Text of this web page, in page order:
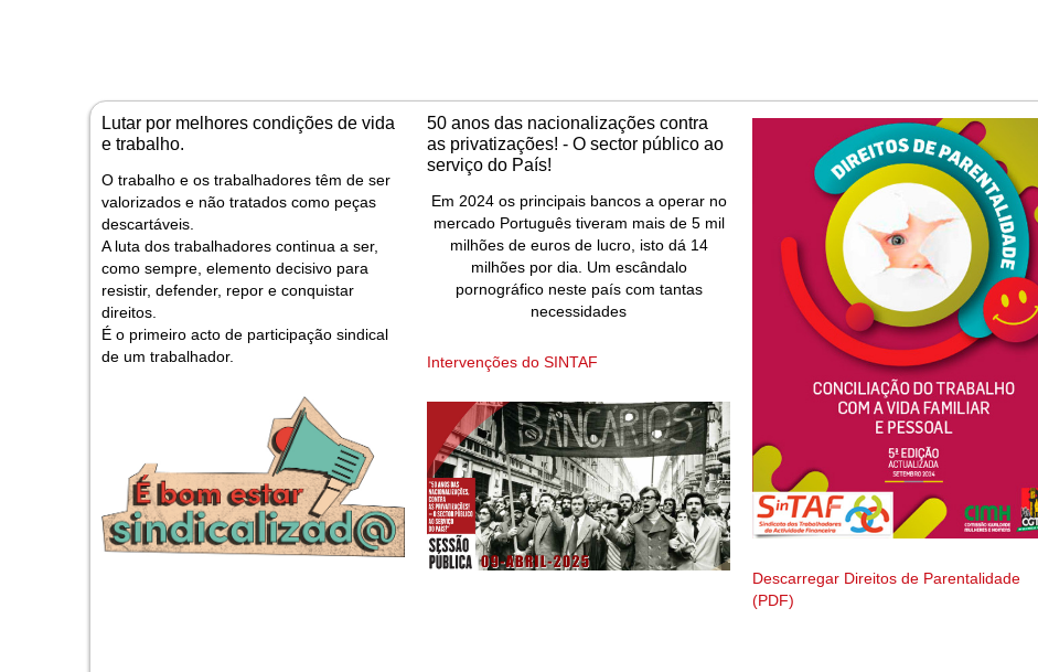
Lutar por melhores condições de vida
e trabalho.
O trabalho e os trabalhadores têm de ser
valorizados e não tratados como peças
descartáveis.
A luta dos trabalhadores continua a ser,
como sempre, elemento decisivo para
resistir, defender, repor e conquistar
direitos.
É o primeiro acto de participação sindical
de um trabalhador.
50 anos das nacionalizações contra
as privatizações! - O sector público ao
serviço do País!
Em 2024 os principais bancos a operar no
mercado Português tiveram mais de 5 mil
milhões de euros de lucro, isto dá 14
milhões por dia. Um escândalo
pornográfico neste país com tantas
necessidades
Intervenções do SINTAF
Descarregar Direitos de Parentalidade
(PDF)